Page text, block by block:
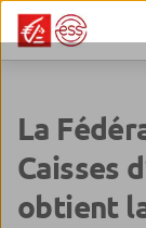
La
Caisses
obtient